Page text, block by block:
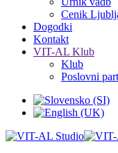
Cenik
Dogodki
Kontakt
VIT-AL Klub
Klub
Poslovni